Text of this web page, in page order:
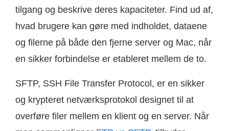
tilgang og beskrive deres kapaciteter. Find ud af,
hvad brugere kan gøre med indholdet, dataene
og filerne på både den fjerne server og Mac, når
en sikker forbindelse er etableret mellem de to.
SFTP, SSH File Transfer Protocol, er en sikker
og krypteret netværksprotokol designet til at
overføre filer mellem en klient og en server. Når